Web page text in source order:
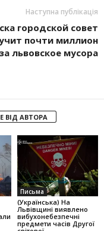
Наступна публікація
городской совет
почти миллион
за львовское мусора
ВІД АВТОРА
Письма
(Українська) На
Львівщині виявлено
вибухонебезпечні
предмети часів Другої